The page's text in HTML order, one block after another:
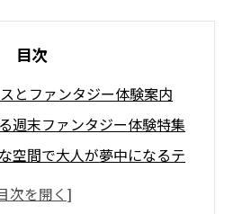
目次
とファンタジー体験案内
週末ファンタジー体験特集
空間で大人が夢中になるテ